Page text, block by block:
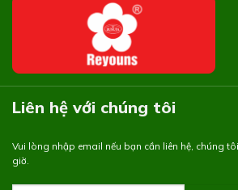
Liên hệ với chúng tôi
Vui lòng nhập email nếu bạn cần liên hệ, chúng
giờ.